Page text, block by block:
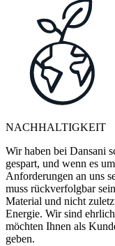
NACHHALTIGKEIT
Wir haben bei Dansani
gespart, und wenn es
Anforderungen an uns
muss rückverfolgbar
Material und nicht
Energie. Wir sind
möchten Ihnen als
geben.